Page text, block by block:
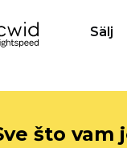
Sälj
što vam